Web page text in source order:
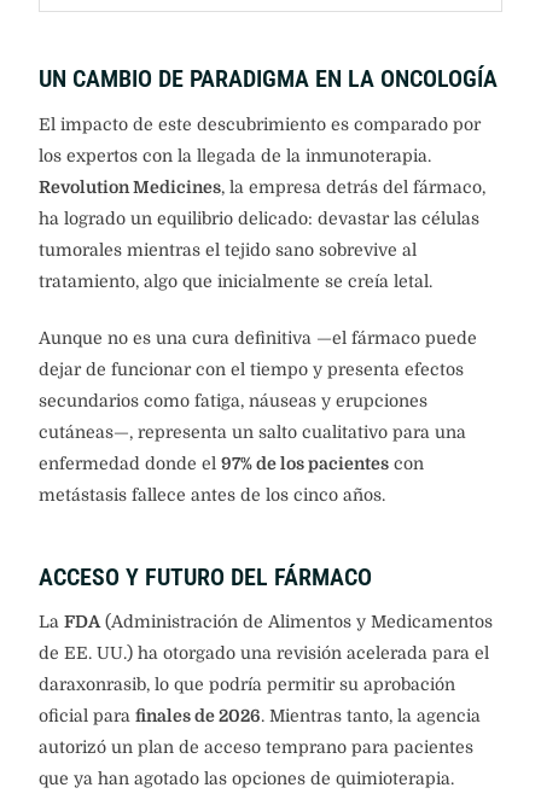
UN CAMBIO DE PARADIGMA EN LA ONCOLOGÍA
El impacto de este descubrimiento es comparado por
los expertos con la llegada de la inmunoterapia.
Revolution Medicines, la empresa detrás del fármaco,
ha logrado un equilibrio delicado: devastar las células
tumorales mientras el tejido sano sobrevive al
tratamiento, algo que inicialmente se creía letal.
Aunque no es una cura definitiva —el fármaco puede
dejar de funcionar con el tiempo y presenta efectos
secundarios como fatiga, náuseas y erupciones
cutáneas—, representa un salto cualitativo para una
enfermedad donde el 97% de los pacientes con
metástasis fallece antes de los cinco años.
ACCESO Y FUTURO DEL FÁRMACO
La FDA(Administración de Alimentos y Medicamentos
de EE. UU.) ha otorgado una revisión acelerada para el
daraxonrasib, lo que podría permitir su aprobación
oficial para finales de 2026. Mientras tanto, la agencia
autorizó un plan de acceso temprano para pacientes
que ya han agotado las opciones de quimioterapia.